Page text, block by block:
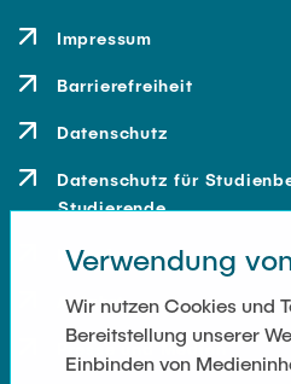
Impressum
Barrierefreiheit
Datenschutz
Datenschutz für
Studierende
Kontakt
Anfahrt
Presse und Medien
Verwendung
Wir nutzen Cookies und
Bereitstellung unserer
Einbinden von